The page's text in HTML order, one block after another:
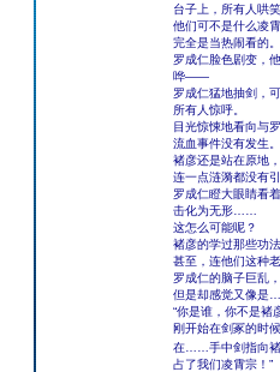
台子上，所有人哄
他们可不是什么凌
完全是当热闹看的。
罗成仁脸色剧变，
哗――
罗成仁猛地抽剑，
所有人惊呼。
目光惊悚地看向与
流血事件没有发生。
褚彦还是站在原地
连一点涟漪都没有
罗成仁瞪大眼睛看
击化为无形……
这怎么可能呢？
褚彦的学过那些功
甚至，连他们这种
罗成仁的脑子巨乱
但是却感觉又像是
“你是谁，你不是
刚开始在剑冢的时
在……手中剑指向褚
占了我们凌霄宗！”